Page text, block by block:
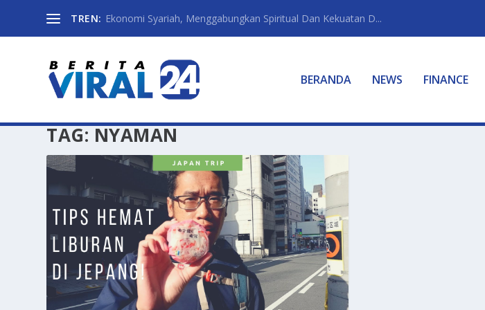
TREN: Ekonomi Syariah, Menggabungkan Spiritual Dan Kekuatan D...
BERANDA NEWS FINANCE
TAG: NYAMAN